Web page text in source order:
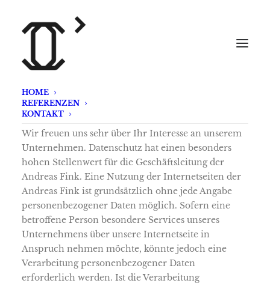
HOME
REFERENZEN
KONTAKT
DATENSCHUTZERKLÄRUNG:
Wir freuen uns sehr über Ihr Interesse an unserem
Unternehmen. Datenschutz hat einen besonders
hohen Stellenwert für die Geschäftsleitung der
Andreas Fink. Eine Nutzung der Internetseiten der
Andreas Fink ist grundsätzlich ohne jede Angabe
personenbezogener Daten möglich. Sofern eine
betroffene Person besondere Services unseres
Unternehmens über unsere Internetseite in
Anspruch nehmen möchte, könnte jedoch eine
Verarbeitung personenbezogener Daten
erforderlich werden. Ist die Verarbeitung